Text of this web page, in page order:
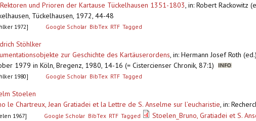
und Prioren der Kartause Tückelhausen 1351-1803, in: Robert Rackowitz
Tückelhausen, 1972, 44-48
1972] Google Scholar BibTex RTF Tagged
Stöhlker
zur Geschichte des Kartäuserordens, in: Hermann Josef Roth
1979 in Köln, Bregenz, 1980, 14-16 (= Cistercienser Chronik, 87:1)
1980] Google Scholar BibTex RTF Tagged
Stoelen
le Chartreux, Jean Gratiadei et la Lettre de S. Anselme sur l’eucharistie, in:
1967] Google Scholar BibTex RTF Tagged Stoelen_Bruno, Gratiadei et S.